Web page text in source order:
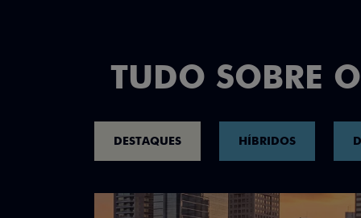
TUDO SOBRE
DESTAQUES HÍBRIDOS